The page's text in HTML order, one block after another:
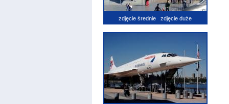
zdjęcie średnie zdjęcie duże